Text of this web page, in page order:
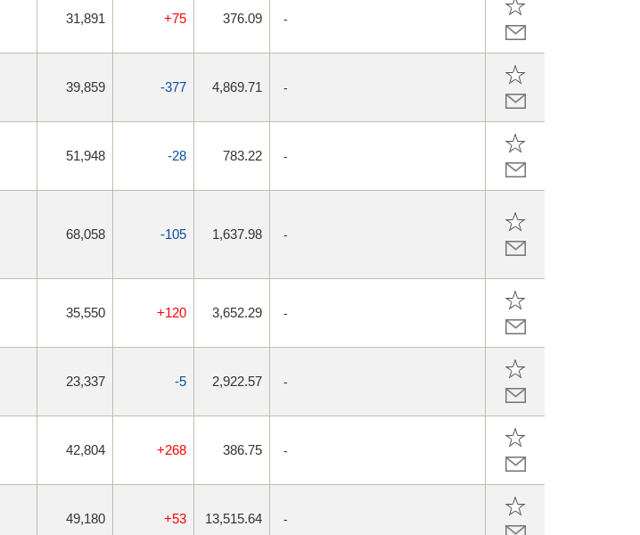
31,891 +75 376.09 -
39,859 -377 4,869.71 -
51,948 -28 783.22 -
68,058 -105 1,637.98 -
35,550 +120 3,652.29 -
23,337 -5 2,922.57 -
42,804 +268 386.75 -
49,180 +53 13,515.64 -